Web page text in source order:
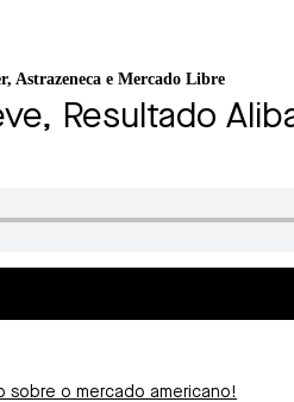
Astrazeneca e Mercado Libre
Resultado
sobre o mercado americano!